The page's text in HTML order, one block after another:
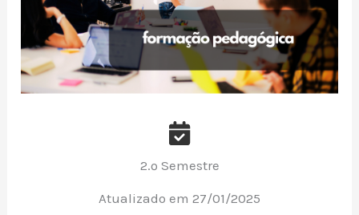
2.º Semestre
Atualizado em 27/01/2025